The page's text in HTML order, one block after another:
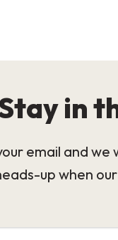
in
email and we
up when